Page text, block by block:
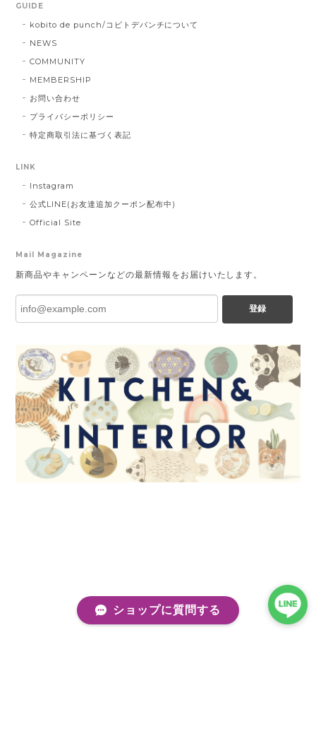
GUIDE
kobito de punch/コビトデパンチについて
NEWS
COMMUNITY
MEMBERSHIP
お問い合わせ
プライバシーポリシー
特定商取引法に基づく表記
LINK
Instagram
公式LINE(お友達追加クーポン配布中)
Official Site
Mail Magazine
新商品やキャンペーンなどの最新情報をお届けいたします。
登録
ショップに質問する